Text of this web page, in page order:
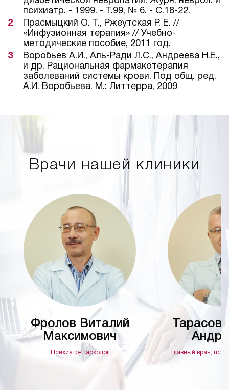
психиатр. - 1999. - Т.99, № 6. - С.18-22.
Прасмыцкий О. Т., Ржеутская Р. Е. //
«Инфузионная терапия» // Учебно-
методические пособие, 2011 год.
Воробьев А.И., Аль-Ради Л.С., Андреева Н.Е.,
и др. Рациональная фармакотерапия
заболеваний системы крови. Под общ. ред.
А.И. Воробьева. М.: Литтерра, 2009
Врачи нашей клиники
Фролов Виталий
Максимович
Психиатр-Нарколог
Тарасов
Главный врач,